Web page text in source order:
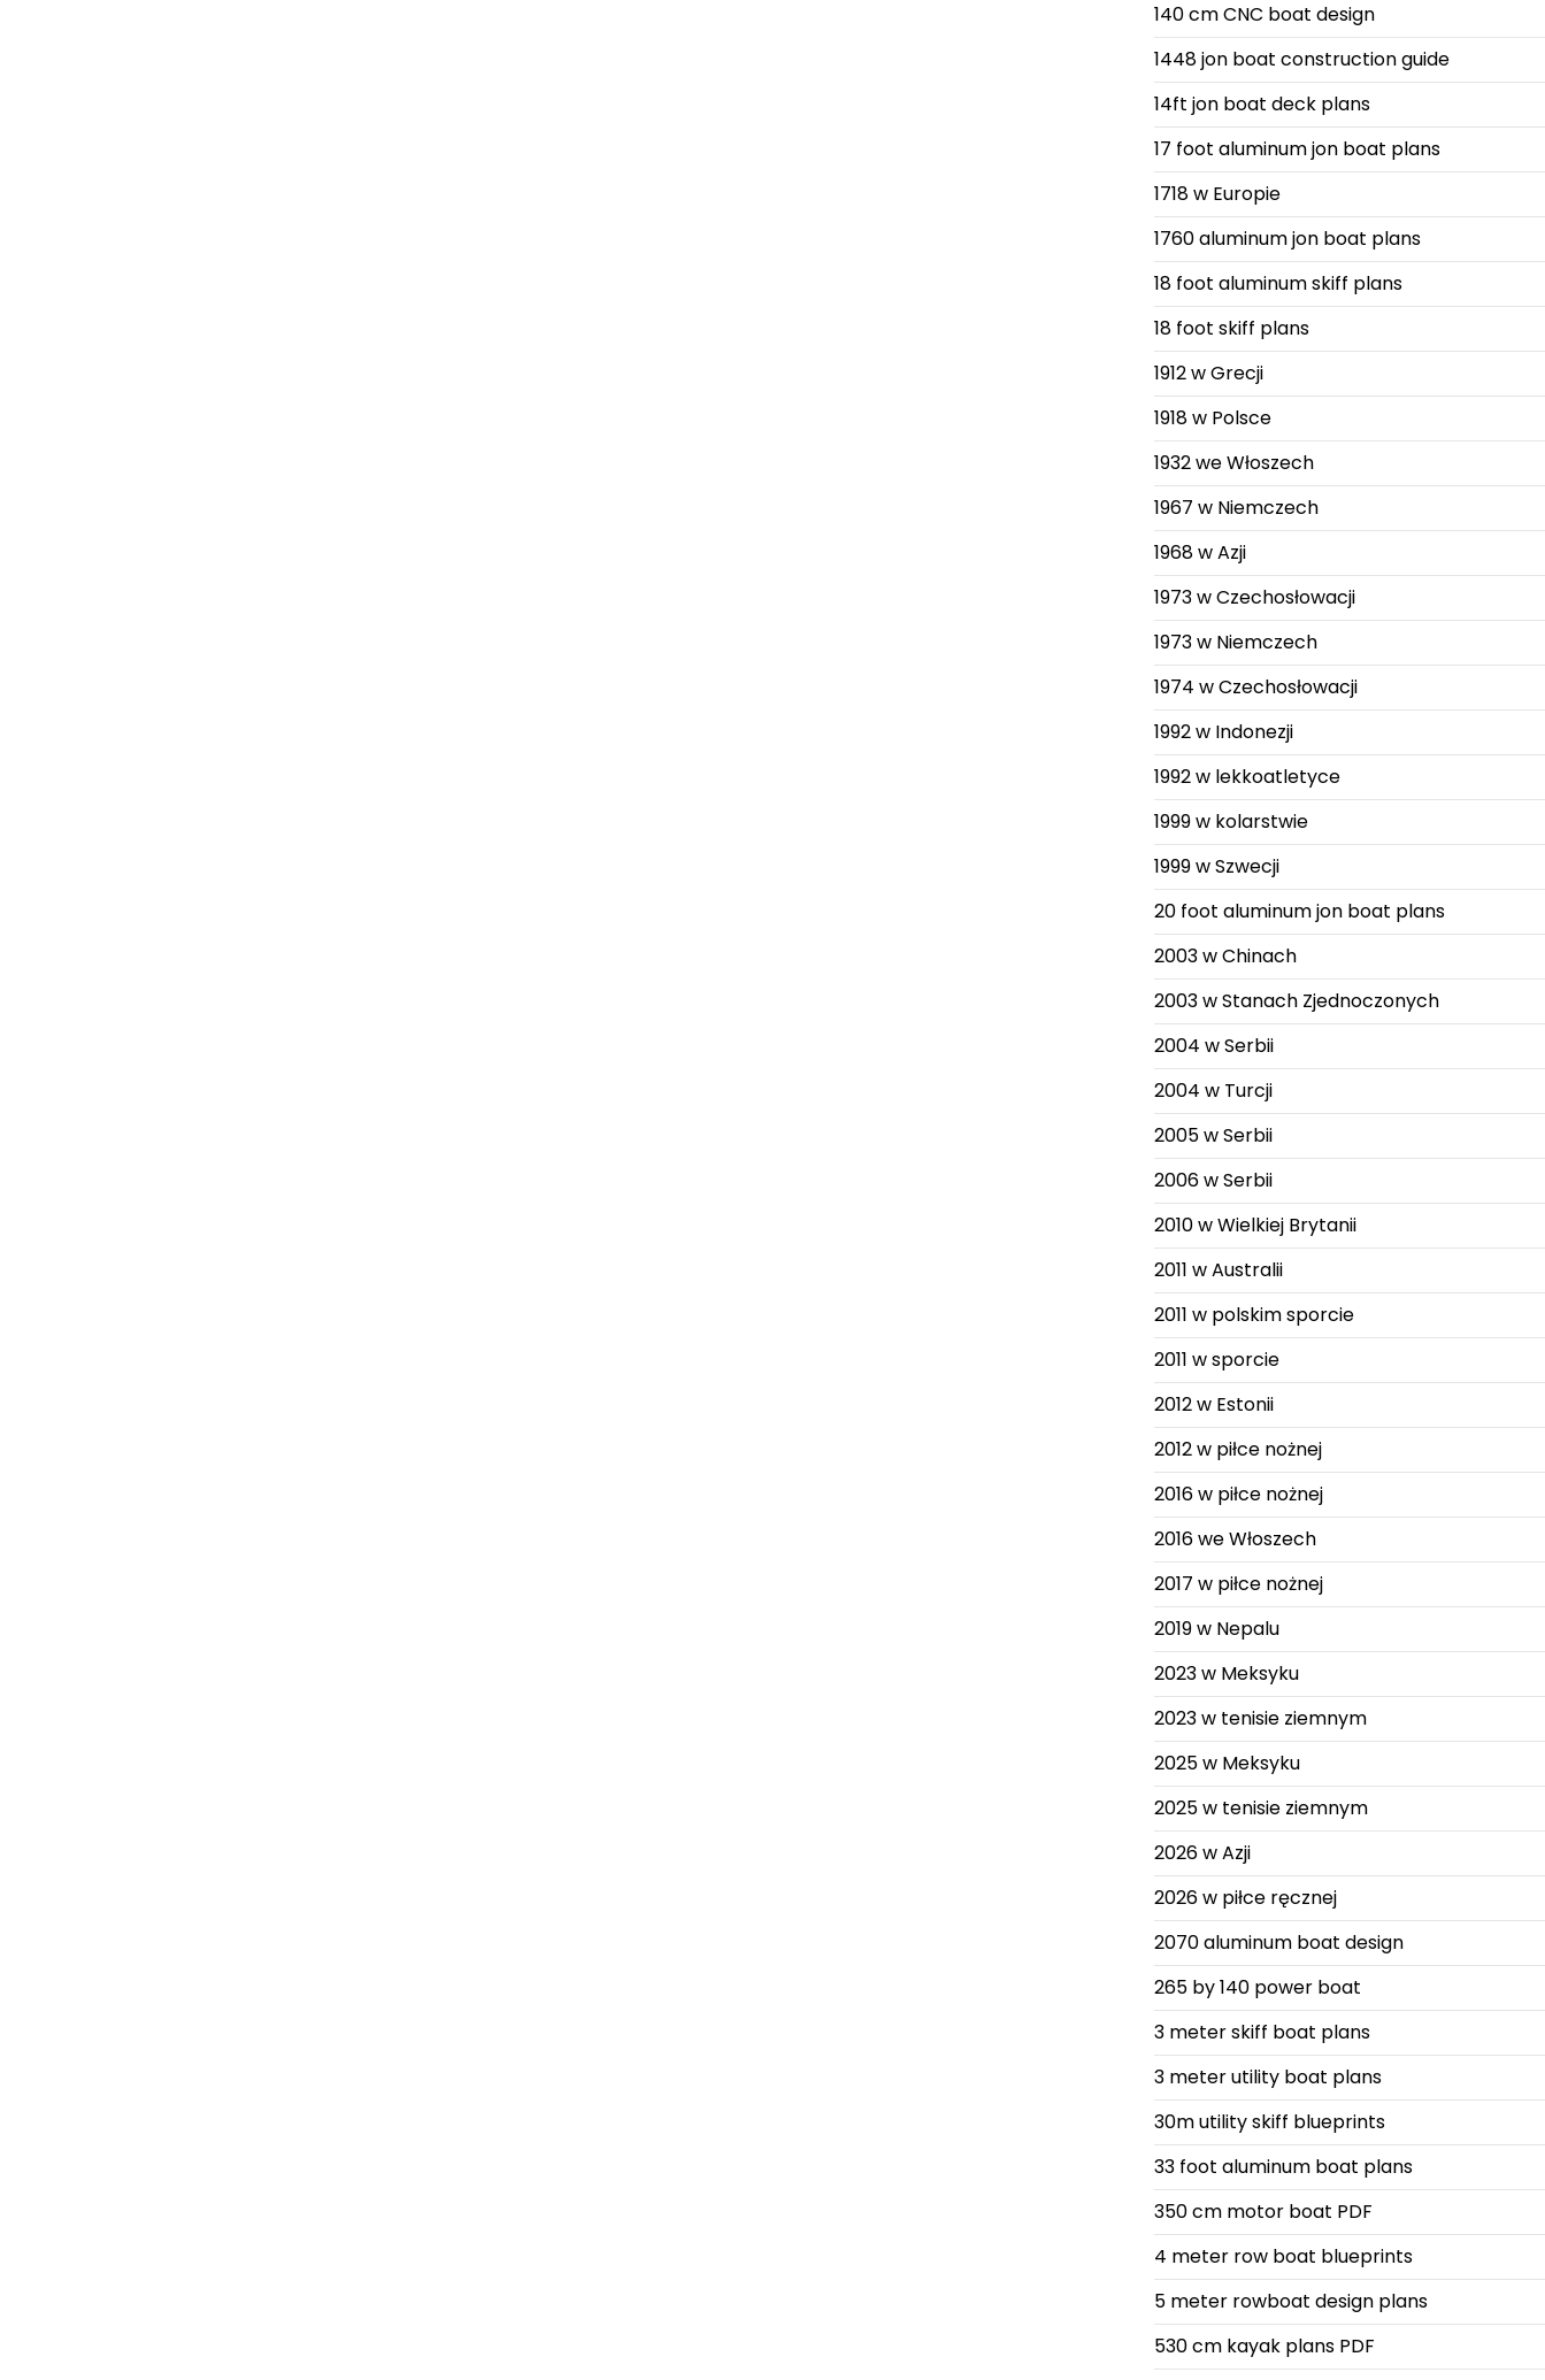
140 cm CNC boat design
1448 jon boat construction guide
14ft jon boat deck plans
17 foot aluminum jon boat plans
1718 w Europie
1760 aluminum jon boat plans
18 foot aluminum skiff plans
18 foot skiff plans
1912 w Grecji
1918 w Polsce
1932 we Włoszech
1967 w Niemczech
1968 w Azji
1973 w Czechosłowacji
1973 w Niemczech
1974 w Czechosłowacji
1992 w Indonezji
1992 w lekkoatletyce
1999 w kolarstwie
1999 w Szwecji
20 foot aluminum jon boat plans
2003 w Chinach
2003 w Stanach Zjednoczonych
2004 w Serbii
2004 w Turcji
2005 w Serbii
2006 w Serbii
2010 w Wielkiej Brytanii
2011 w Australii
2011 w polskim sporcie
2011 w sporcie
2012 w Estonii
2012 w piłce nożnej
2016 w piłce nożnej
2016 we Włoszech
2017 w piłce nożnej
2019 w Nepalu
2023 w Meksyku
2023 w tenisie ziemnym
2025 w Meksyku
2025 w tenisie ziemnym
2026 w Azji
2026 w piłce ręcznej
2070 aluminum boat design
265 by 140 power boat
3 meter skiff boat plans
3 meter utility boat plans
30m utility skiff blueprints
33 foot aluminum boat plans
350 cm motor boat PDF
4 meter row boat blueprints
5 meter rowboat design plans
530 cm kayak plans PDF